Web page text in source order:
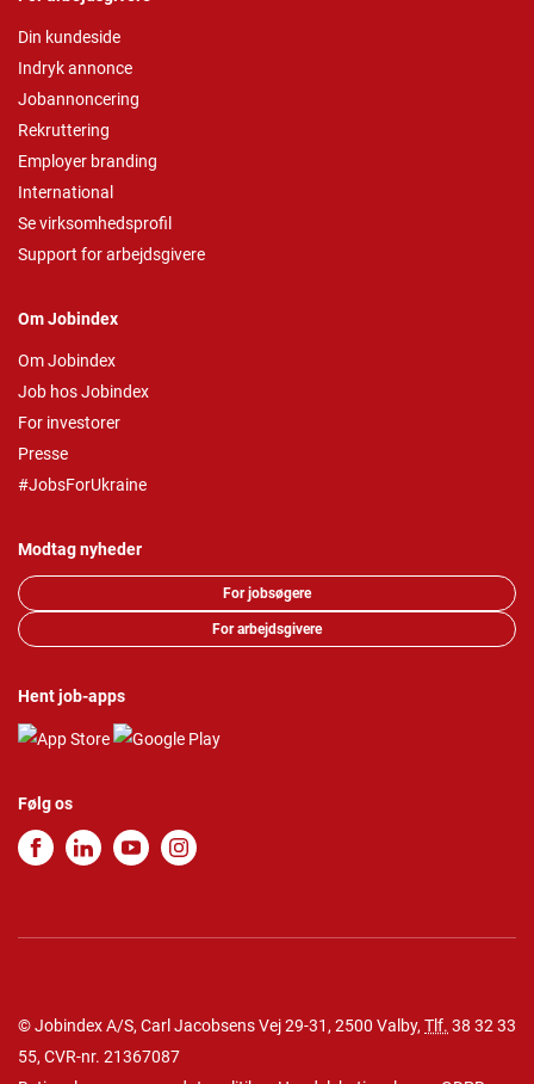
Din kundeside
Indryk annonce
Jobannoncering
Rekruttering
Employer branding
International
Se virksomhedsprofil
Support for arbejdsgivere
Om Jobindex
Om Jobindex
Job hos Jobindex
For investorer
Presse
#JobsForUkraine
Modtag nyheder
For jobsøgere
For arbejdsgivere
Hent job-apps
Følg os
© Jobindex A/S, Carl Jacobsens Vej 29-31, 2500 Valby, Tlf. 38 32 33
55, CVR-nr. 21367087